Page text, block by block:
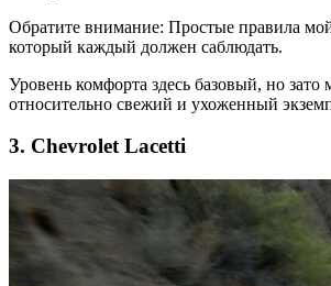
Обратите внимание: Простые правила
который каждый должен саблюдать.
Уровень комфорта здесь базовый, но
относительно свежий и ухоженный
3. Chevrolet Lacetti